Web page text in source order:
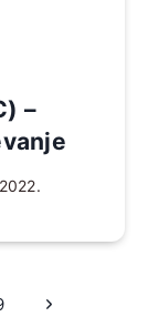
–
Sljedeća